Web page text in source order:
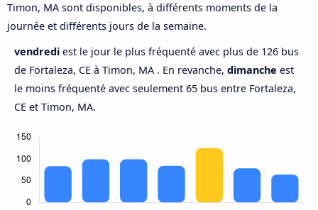
Timon, MA sont disponibles, à différents moments de la
journée et différents jours de la semaine.
vendredi est le jour le plus fréquenté avec plus de 126 bus
de Fortaleza, CE à Timon, MA . En revanche, dimanche est
le moins fréquenté avec seulement 65 bus entre Fortaleza,
CE et Timon, MA.